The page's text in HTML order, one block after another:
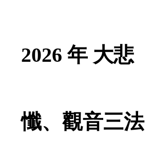
2026 年 大悲
懺、 觀音三法